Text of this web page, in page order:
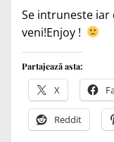
Se intruneste
veni!Enjoy !
Partajează asta:
X
Reddit